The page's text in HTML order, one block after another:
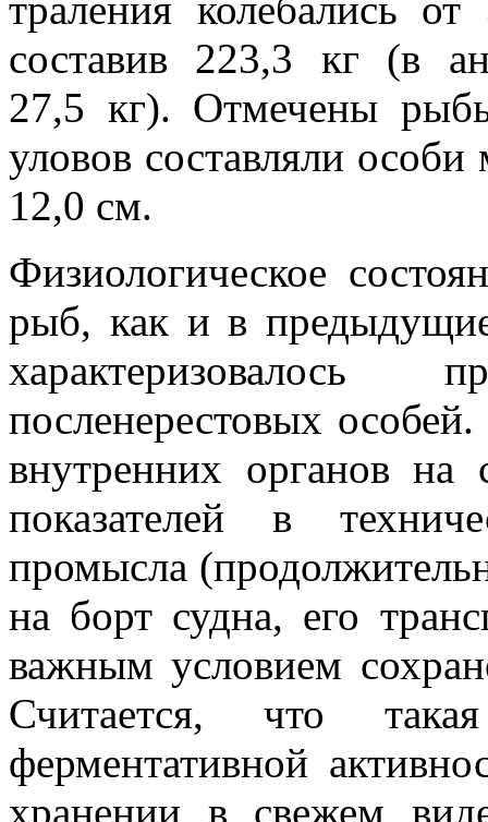
составив 223,3 кг (в
27,5 кг). Отмечены
уловов составляли
12,0 см.
Физиологическое
рыб, как и в
посленерестовых
внутренних органов
показателей в
промысла
на борт судна, его
важным условием
Считается, что
ферментативной
хранении в свежем